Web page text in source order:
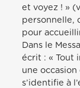
et voyez ! »
personnelle,
pour
Dans le
écrit : « Tout
une
s’identifie à